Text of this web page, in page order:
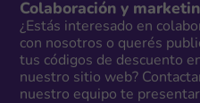
Colaboración y
¿Estás interesado en
con nosotros o querés
tus códigos de descuento
nuestro sitio web?
nuestro equipo te